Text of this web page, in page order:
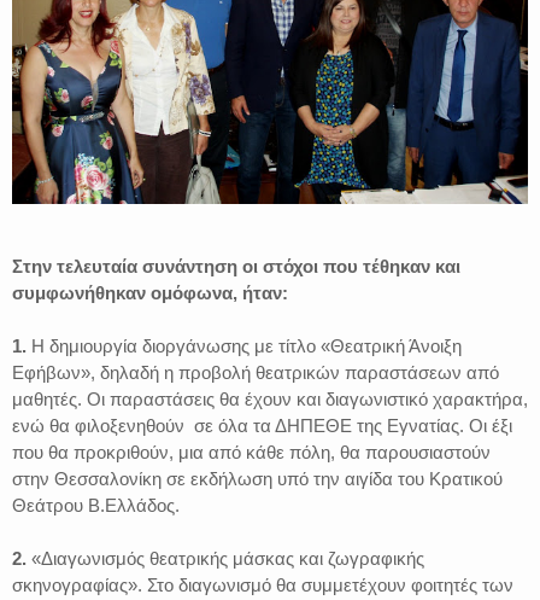
Στην τελευταία συνάντηση οι στόχοι που τέθηκαν και
συμφωνήθηκαν ομόφωνα, ήταν:
1. Η δημιουργία διοργάνωσης με τίτλο «Θεατρική Άνοιξη
Εφήβων», δηλαδή η προβολή θεατρικών παραστάσεων από
μαθητές. Οι παραστάσεις θα έχουν και διαγωνιστικό χαρακτήρα,
ενώ θα φιλοξενηθούν σε όλα τα ΔΗΠΕΘΕ της Εγνατίας. Οι έξι
που θα προκριθούν, μια από κάθε πόλη, θα παρουσιαστούν
στην Θεσσαλονίκη σε εκδήλωση υπό την αιγίδα του Κρατικού
Θεάτρου Β.Ελλάδος.
2. «Διαγωνισμός θεατρικής μάσκας και ζωγραφικής
σκηνογραφίας». Στο διαγωνισμό θα συμμετέχουν φοιτητές των